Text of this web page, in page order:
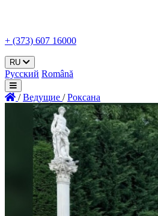
+ (373) 607 16000
RU
Русский Română
/ Ведущие / Роксана